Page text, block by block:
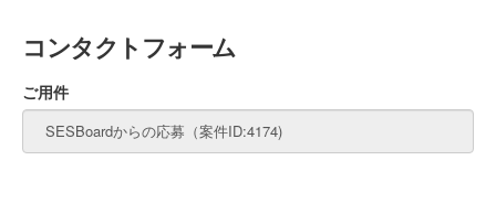
コンタクトフォーム
ご用件